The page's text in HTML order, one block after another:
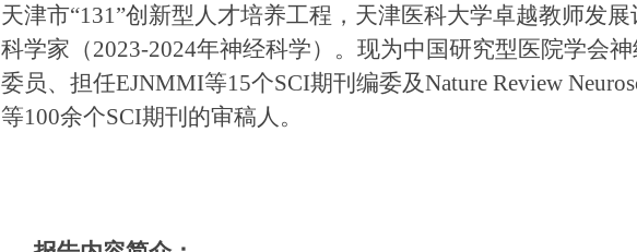
天津市“131 ”创新型人才培养工程，天津医科大学卓越教师发展
科学家（2023-2024年神经科学）。现为中国研究型医院学会
委员、担任EJNMMI等15个SCI期刊编委及Nature Review
等100余个SCI期刊的审稿人。